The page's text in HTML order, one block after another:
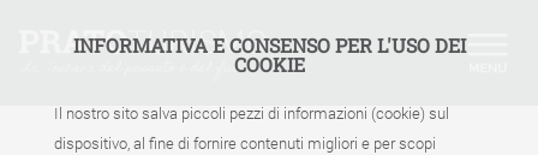
INFORMATIVA E CONSENSO PER L'USO DEI
COOKIE
Il nostro sito salva piccoli pezzi di informazioni (cookie) sul
dispositivo, al fine di fornire contenuti migliori e per scopi